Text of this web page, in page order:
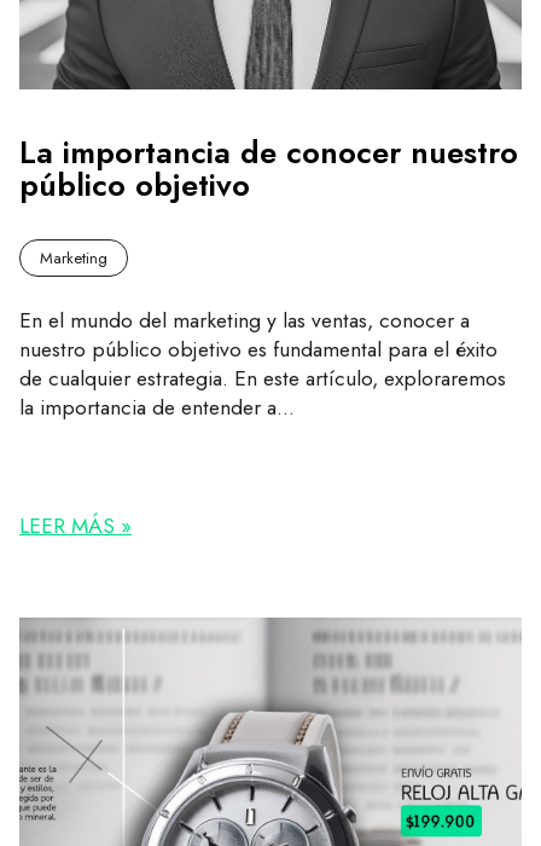
La importancia de conocer nuestro
público objetivo
Marketing
En el mundo del marketing y las ventas, conocer a
nuestro público objetivo es fundamental para el éxito
de cualquier estrategia. En este artículo, exploraremos
la importancia de entender a...
LEER MÁS »